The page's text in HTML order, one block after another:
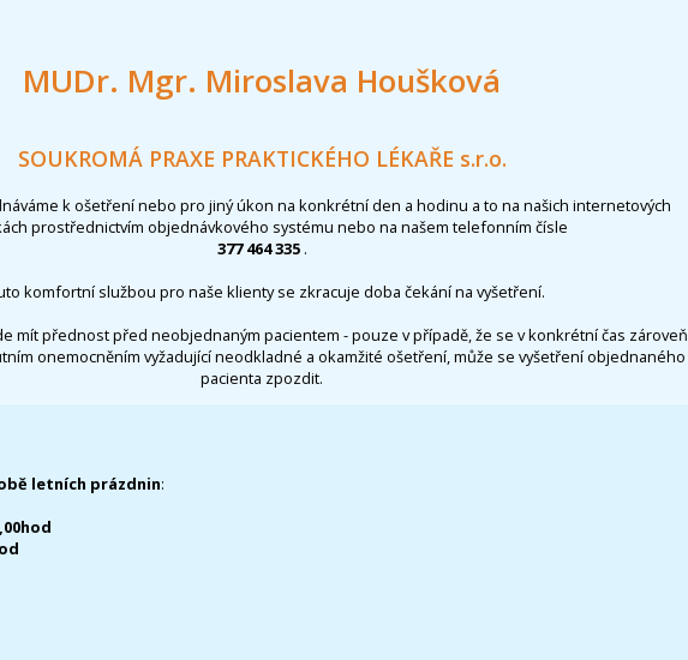
MUDr. Mgr. Miroslava Houšková
SOUKROMÁ PRAXE PRAKTICKÉHO LÉKAŘE s.r.o.
k ošetření nebo pro jiný úkon na konkrétní den a hodinu a to na našich internetových
prostřednictvím objednávkového systému nebo na našem telefonním čísle
377 464 335 .
komfortní službou pro naše klienty se zkracuje doba čekání na vyšetření.
mít přednost před neobjednaným pacientem - pouze v případě, že se v konkrétní čas zároveň
onemocněním vyžadující neodkladné a okamžité ošetření, může se vyšetření objednaného
pacienta zpozdit.
letních prázdnin: